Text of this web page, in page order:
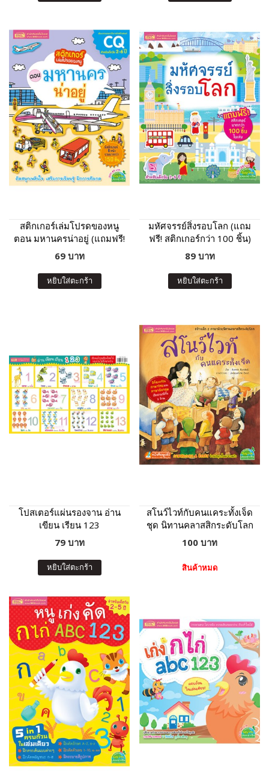
สติกเกอร์เล่มโปรดของหนู
ตอน มหานครน่าอยู่ (แถมฟรี!
สติกเกอร์กว่า 150 ชิ้น)
69 บาท
หยิบใส่ตะกร้า
มหัศจรรย์สิ่งรอบโลก (แถม
ฟรี! สติกเกอร์กว่า 100 ชิ้น)
89 บาท
หยิบใส่ตะกร้า
โปสเตอร์แผ่นรองจาน อ่าน
เขียน เรียน 123
79 บาท
หยิบใส่ตะกร้า
สโนว์ไวท์กับคนแคระทั้งเจ็ด
ชุด นิทานคลาสสิกระดับโลก
100 บาท
สินค้าหมด